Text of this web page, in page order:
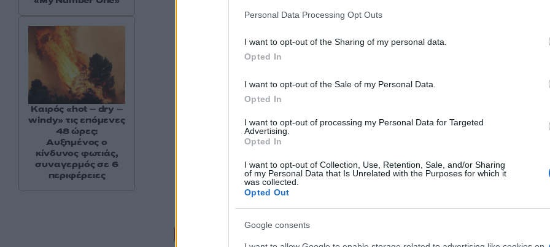
Personal Data Processing Opt Outs
I want to opt-out of the Sharing of my personal data.
Opted In
I want to opt-out of the Sale of my Personal Data.
Opted In
I want to opt-out of processing my Personal Data for Targeted
Advertising.
Opted In
I want to opt-out of Collection, Use, Retention, Sale, and/or Sharing
of my Personal Data that Is Unrelated with the Purposes for which it
was collected.
Opted Out
Google consents
ΔΙΑΦΗΜΙΣΗ
Σχόλια
Καιρός «hot – dry –
windy» τις επόμενες
48 ώρες:
Αυξημένος ο
κίνδυνος φωτιάς,
συναγερμός σε 6
περιφέρειες